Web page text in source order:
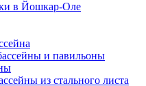
в Йошкар-Оле
и павильоны
из стального листа